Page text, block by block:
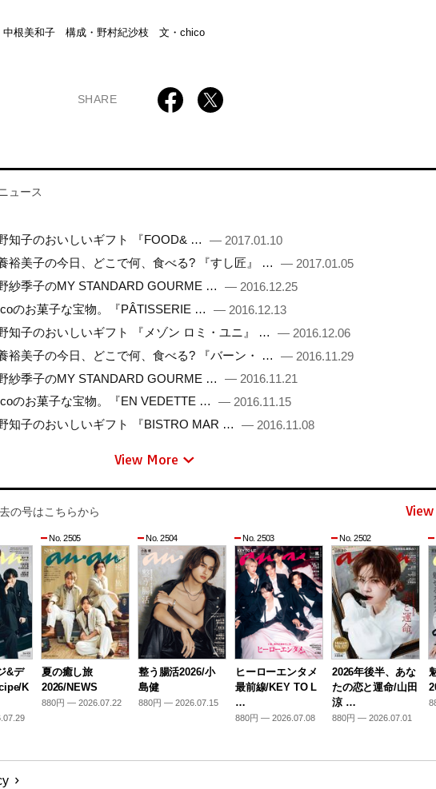
中根美和子 構成・野村紀沙枝 文・chico
SHARE
ュース
知子のおいしいギフト 『FOOD& …
— 2017.01.10
裕美子の今日、どこで何、食べる? 『すし匠』 …
— 2017.01.05
紗季子のMY STANDARD GOURME …
— 2016.12.25
のお菓子な宝物。『PÂTISSERIE …
— 2016.12.13
知子のおいしいギフト 『メゾン ロミ・ユニ』 …
— 2016.12.06
裕美子の今日、どこで何、食べる? 『バーン・ …
— 2016.11.29
紗季子のMY STANDARD GOURME …
— 2016.11.21
のお菓子な宝物。『EN VEDETTE …
— 2016.11.15
知子のおいしいギフト 『BISTRO MAR …
— 2016.11.08
View More
の号はこちらから View
&デ
K
No. 2505
夏の癒し旅
2026/NEWS
880円 — 2026.07.22
No. 2504
整う腸活2026/小
島健
880円 — 2026.07.15
No. 2503
ヒーローエンタメ
最前線/KEY TO L
…
880円 — 2026.07.08
No. 2502
2026年後半、あな
たの恋と運命/山田
涼 …
880円 — 2026.07.01